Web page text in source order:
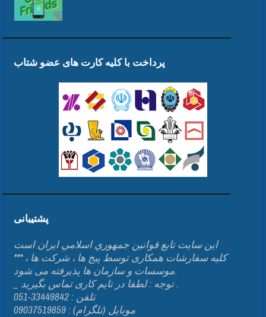
پرداخت با کلیه کارت های عضو شتاب
پشتیبانی
اين سايت تابع قوانين جمهوري اسلامي ايران است
*** کلیه سفارشات همکاری توسط پیج ها ، شرکت ها ،
موسسات و سازمان ها پذیرفته می شود.
_ توجه : لطفا در تایم کاری تماس بگیرید .
تلفن : 33449842-051
موبایل (تلگرام) : 09037519859